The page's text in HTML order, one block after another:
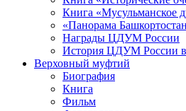
Книга «Мусульманское
«Панорама
Награды ЦДУМ России
История ЦДУМ России в
Верховный муфтий
Биография
Книга
Фильм